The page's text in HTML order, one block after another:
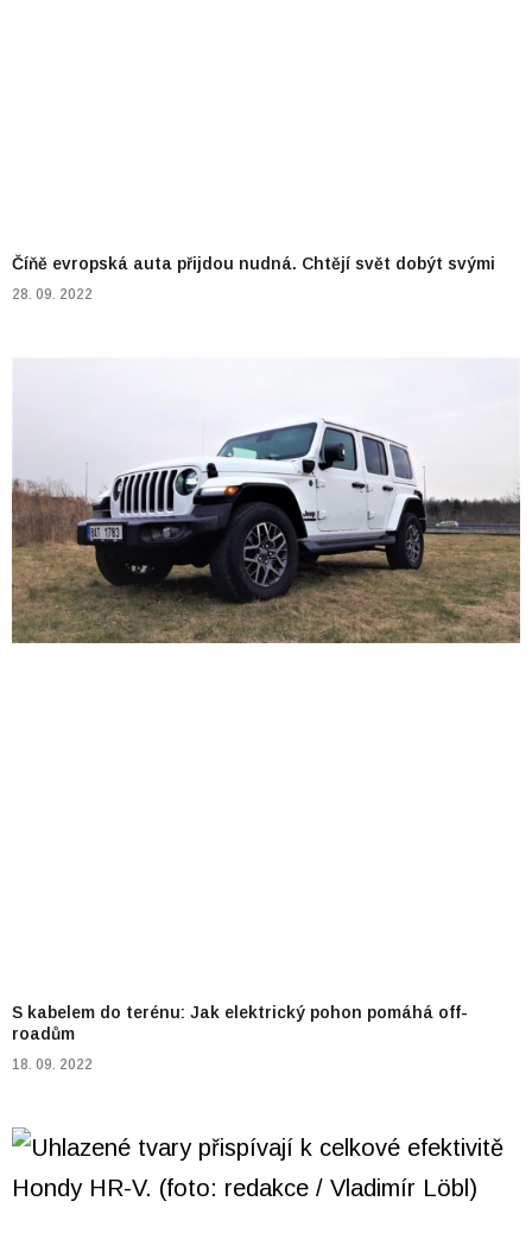
Číňě evropská auta přijdou nudná. Chtějí svět dobýt svými
28. 09. 2022
S kabelem do terénu: Jak elektrický pohon pomáhá off-
roadům
18. 09. 2022